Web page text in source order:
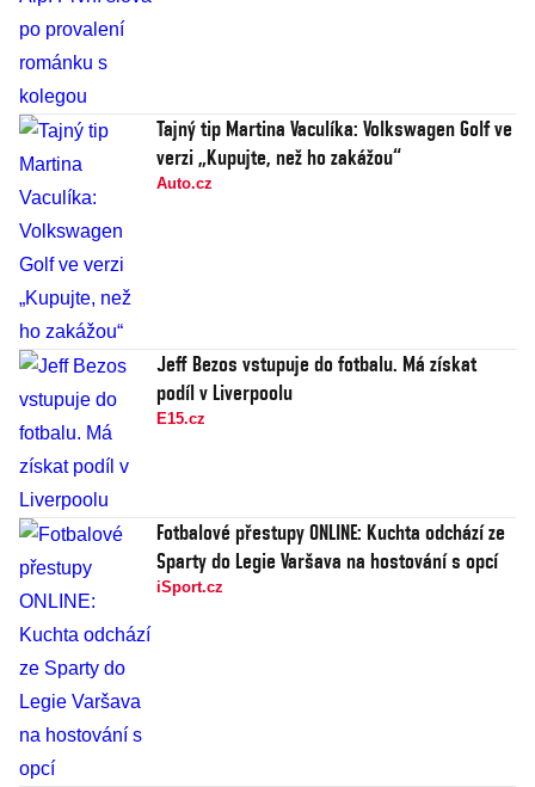
Tajný tip Martina Vaculíka: Volkswagen Golf ve
verzi „Kupujte, než ho zakážou“
Auto.cz
Jeff Bezos vstupuje do fotbalu. Má získat
podíl v Liverpoolu
E15.cz
Fotbalové přestupy ONLINE: Kuchta odchází ze
Sparty do Legie Varšava na hostování s opcí
iSport.cz